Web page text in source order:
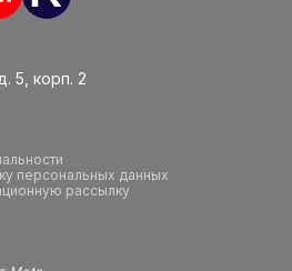
5, корп. 2
персональных данных
рассылку